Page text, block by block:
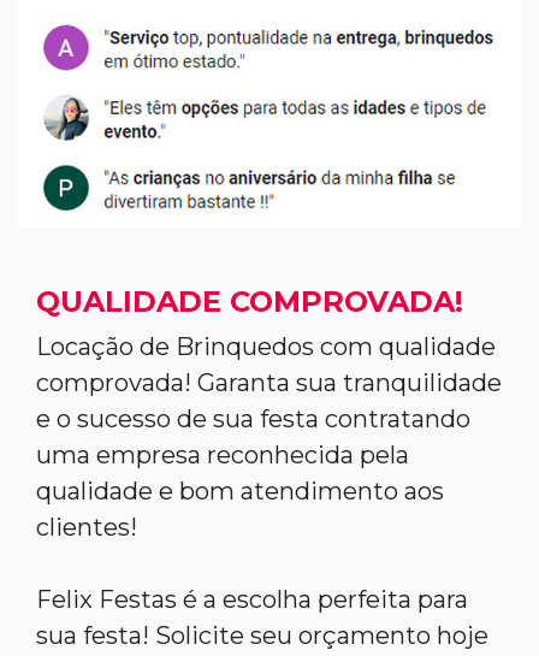
QUALIDADE COMPROVADA!
Locação de Brinquedos com qualidade
comprovada! Garanta sua tranquilidade
e o sucesso de sua festa contratando
uma empresa reconhecida pela
qualidade e bom atendimento aos
clientes!
Felix Festas é a escolha perfeita para
sua festa! Solicite seu orçamento hoje